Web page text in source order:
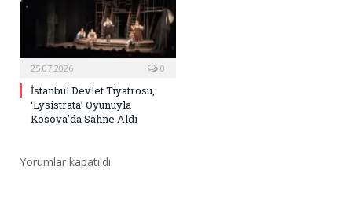
25.07.2026 0
İstanbul Devlet Tiyatrosu,
‘Lysistrata’ Oyunuyla
Kosova’da Sahne Aldı
Yorumlar kapatıldı.